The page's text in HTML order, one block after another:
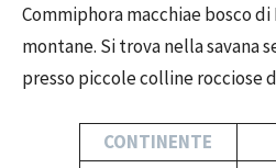
Commiphora macchiae bosco
montane. Si trova nella savana
presso piccole colline rocciose
CONTINENTE